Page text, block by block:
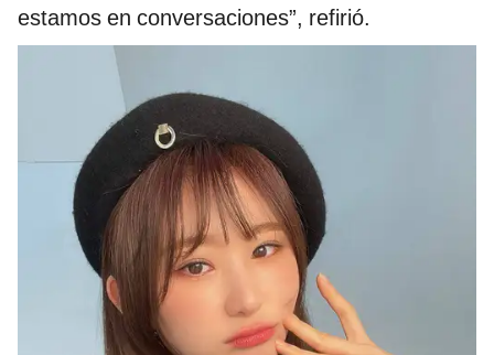
estamos en conversaciones”, refirió.